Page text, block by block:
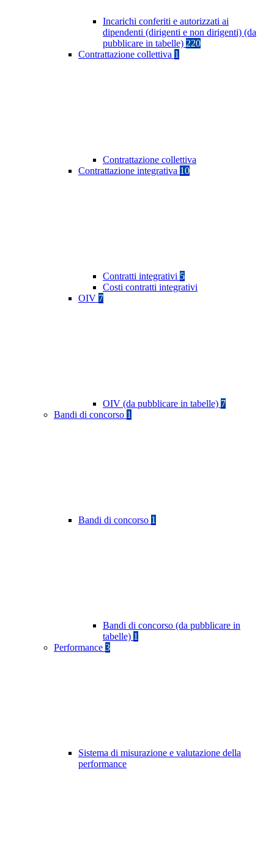
Incarichi conferiti e autorizzati ai
dipendenti (dirigenti e non dirigenti) (da
pubblicare in tabelle) 220
Contrattazione collettiva 1
Contrattazione collettiva
Contrattazione integrativa 10
Contratti integrativi 5
Costi contratti integrativi
OIV 7
OIV (da pubblicare in tabelle) 7
Bandi di concorso 1
Bandi di concorso 1
Bandi di concorso (da pubblicare in
tabelle) 1
Performance 3
Sistema di misurazione e valutazione della
performance